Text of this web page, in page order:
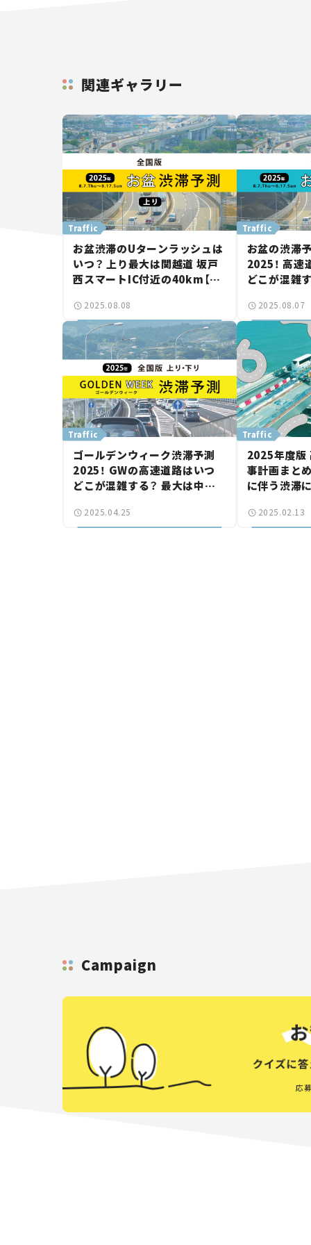
関連ギャラリー
Traffic
お盆渋滞のUターンラッシュは
いつ？ 上り最大は関越道 坂戸
西スマートIC付近の40km【お
2025】
2025.08.08
Traffic
お盆の渋滞
2025！ 高速
どこが混雑
2025.08.07
Traffic
ゴールデンウィーク渋滞予測
2025！ GWの高速道路はいつ
どこが混雑する？ 最大は中央
2025.04.25
Traffic
2025年度版
事計画まと
に伴う渋滞
2025.02.13
Campaign
応